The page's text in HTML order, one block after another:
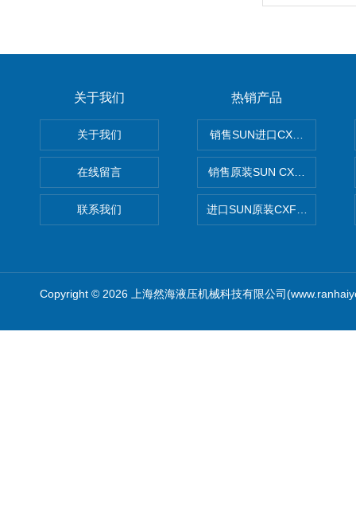
关于我们
关于我们
在线留言
联系我们
热销产品
销售SUN进口CXGDXCN插
销售原装SUN CXJAXCN全
进口SUN原装CXFAXCN导压
Copyright © 2026 上海然海液压机械科技有限公司